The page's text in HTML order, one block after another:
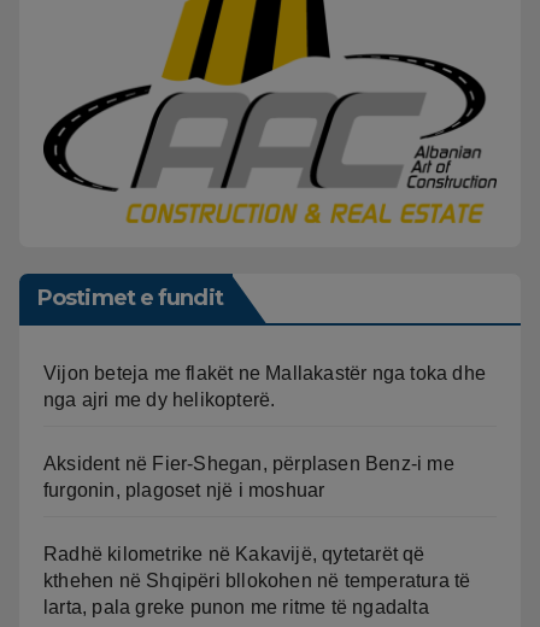
Postimet e fundit
Vijon beteja me flakët ne Mallakastër nga toka dhe
nga ajri me dy helikopterë.
Aksident në Fier-Shegan, përplasen Benz-i me
furgonin, plagoset një i moshuar
Radhë kilometrike në Kakavijë, qytetarët që
kthehen në Shqipëri bllokohen në temperatura të
larta, pala greke punon me ritme të ngadalta